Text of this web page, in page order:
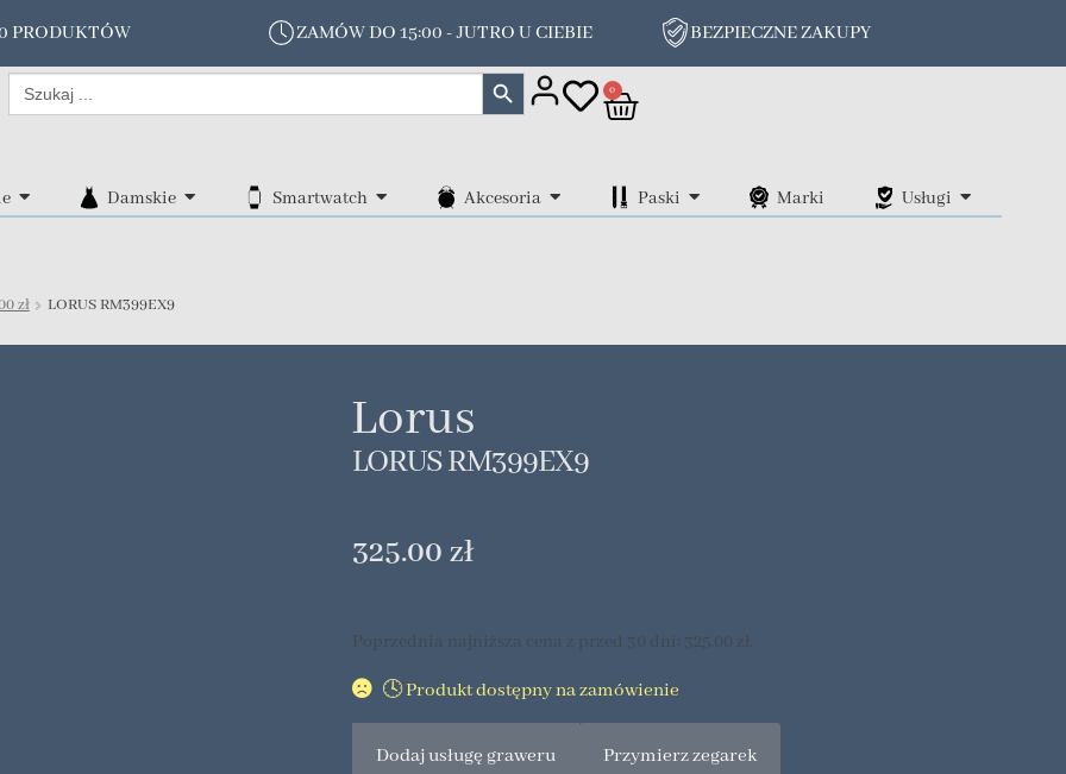
PRODUKTÓW ZAMÓW DO 15:00 - JUTRO U CIEBIE BEZPIECZNE ZAKUPY
Search
for:
Search Button
0
Damskie Smartwatch Akcesoria Paski Marki Usługi
zł LORUS RM399EX9
Lorus
LORUS RM399EX9
325.00 zł
Poprzednia najniższa cena z przed 30 dni: 325.00 zł.
🕓 Produkt dostępny na zamówienie
Dodaj usługę graweru Przymierz zegarek